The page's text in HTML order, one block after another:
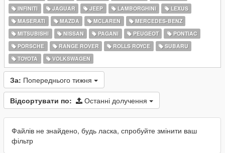
INFINITI
JAGUAR JEEP LAMBORGHINI
LEXUS
MASERATI
MAZDA MCLAREN
MERCEDES-BENZ
MITSUBISHI
NISSAN PAGANI PEUGEOT
PONTIAC
PORSCHE
RANGE ROVER ROLLS ROYCE
SUBARU
TOYOTA
VOLKSWAGEN
За: Попереднього тижня
Відсортувати по: Останні долучення
Файлів не знайдено, будь ласка, спробуйте змінити ваш
фільтр